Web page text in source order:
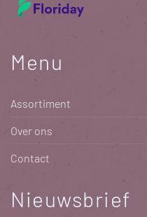
Menu
Assortiment
Over ons
Contact
Nieuwsbrief